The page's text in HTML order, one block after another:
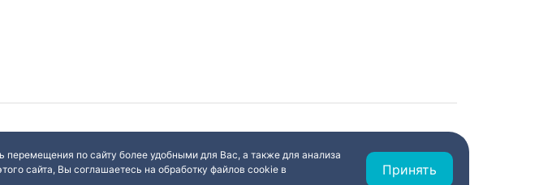
по сайту более удобными для Вас, а также для анализа
сайта, Вы соглашаетесь на обработку файлов cookie в
Принять